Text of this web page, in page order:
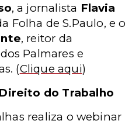
, a jornalista Flavia
Folha de S.Paulo, e o
, reitor da
Palmares e
(Clique aqui)
do Trabalho
realiza o webinar